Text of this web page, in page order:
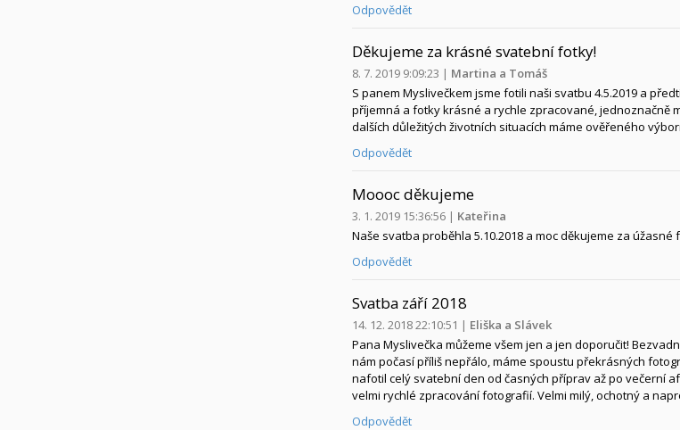
Odpovědět
Děkujeme za krásné svatební fotky!
8. 7. 2019 9:09:23 | Martina a Tomáš
S panem Myslivečkem jsme fotili naši svatbu 4.5.2019 a
příjemná a fotky krásné a rychle zpracované, jednoznačně
dalších důležitých životních situacích máme ověřeného
Odpovědět
Moooc děkujeme
3. 1. 2019 15:36:56 | Kateřina
Naše svatba proběhla 5.10.2018 a moc děkujeme za
Odpovědět
Svatba září 2018
14. 12. 2018 22:10:51 | Eliška a Slávek
Pana Myslivečka můžeme všem jen a jen doporučit!
nám počasí příliš nepřálo, máme spoustu překrásných
nafotil celý svatební den od časných příprav až po večerní
velmi rychlé zpracování fotografií. Velmi milý, ochotný a
Odpovědět